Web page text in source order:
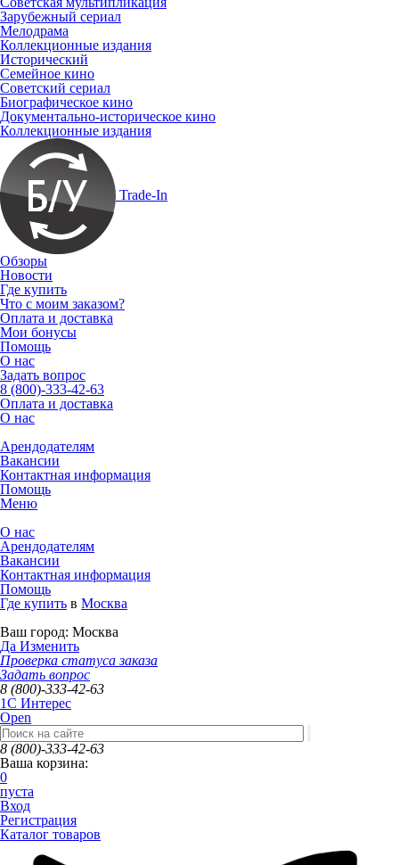
Зарубежный сериал
Мелодрама
Коллекционные издания
Исторический
Семейное кино
Советский сериал
Биографическое кино
Документально-историческое кино
Коллекционные издания
Trade-In
Обзоры
Новости
Где купить
Что с моим заказом?
Оплата и доставка
Мои бонусы
Помощь
О нас
Задать вопрос
8 (800)-333-42-63
Оплата и доставка
О нас
Арендодателям
Вакансии
Контактная информация
Помощь
Меню
О нас
Арендодателям
Вакансии
Контактная информация
Помощь
Где купить в Москва
Ваш город: Москва
Да Изменить
Проверка статуса заказа
Задать вопрос
8 (800)-333-42-63
1C Интерес
Open
8 (800)-333-42-63
Ваша корзина:
0
пуста
Вход
Регистрация
Каталог товаров